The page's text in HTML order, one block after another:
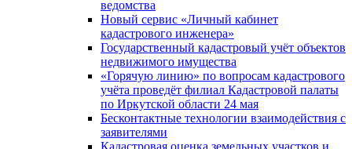
ведомства
Новый сервис «Личный кабинет
кадастрового инженера»
Государственный кадастровый учёт объектов
недвижимого имущества
«Горячую линию» по вопросам кадастрового
учёта проведёт филиал Кадастровой палаты
по Иркутской области 24 мая
Бесконтактные технологии взаимодействия с
заявителями
Кадастровая оценка земельных участков и